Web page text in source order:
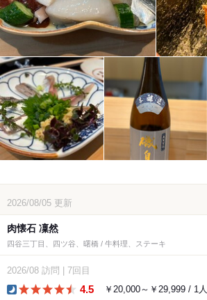
2026/08/05 更新
肉懐石 凜然
四谷三丁目、四ツ谷、曙橋 / 牛料理、ステーキ
2026/08 訪問 7回目
4.5 ￥20,000～￥29,999 / 1人